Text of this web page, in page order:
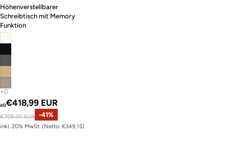
Höhenverstellbarer
Schreibtisch mit Memory
Funktion
abAngebotspreis
€418,99 EUR
Normaler Preis
€709,00 EUR -41%
inkl. 20% MwSt. (Netto: €349,15)